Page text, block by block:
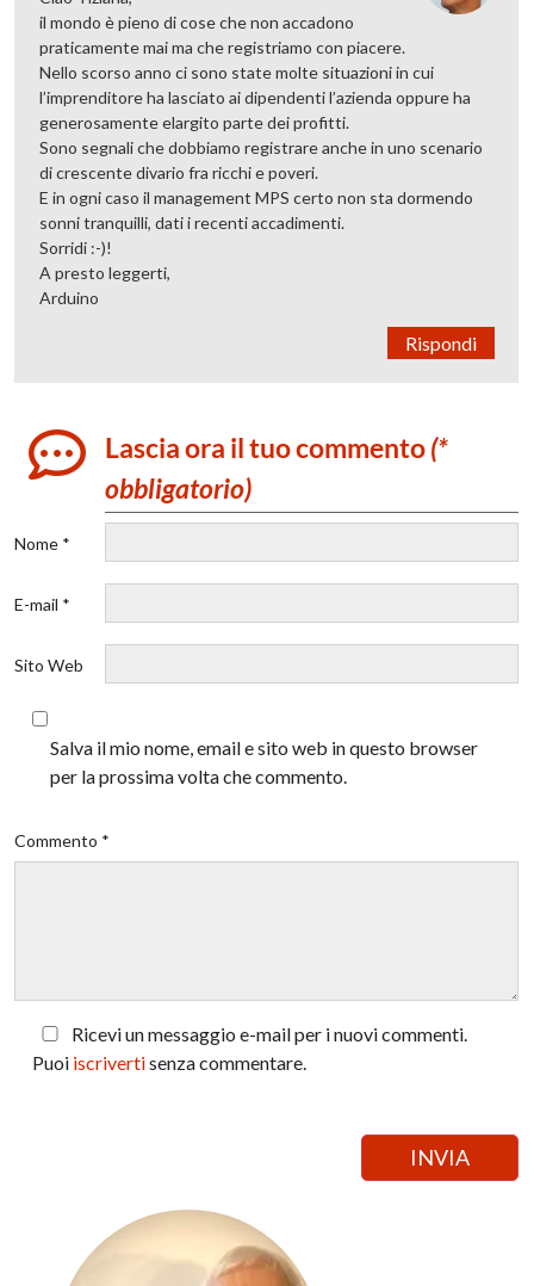
il mondo è pieno di cose che non accadono
praticamente mai ma che registriamo con piacere.
Nello scorso anno ci sono state molte situazioni in cui
l’imprenditore ha lasciato ai dipendenti l’azienda oppure ha
generosamente elargito parte dei profitti.
Sono segnali che dobbiamo registrare anche in uno scenario
di crescente divario fra ricchi e poveri.
E in ogni caso il management MPS certo non sta dormendo
sonni tranquilli, dati i recenti accadimenti.
Sorridi :-)!
A presto leggerti,
Arduino
Rispondi
Lascia ora il tuo commento(*
obbligatorio)
Nome *
E-mail *
Sito Web
Salva il mio nome, email e sito web in questo browser
per la prossima volta che commento.
Commento *
Ricevi un messaggio e-mail per i nuovi commenti.
Puoi iscrivertisenza commentare.